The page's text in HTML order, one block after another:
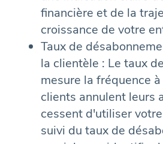
financière et de la
croissance de votre
Taux de
la clientèle : Le taux
mesure la fréquence
clients annulent leurs
cessent d'utiliser
suivi du taux de